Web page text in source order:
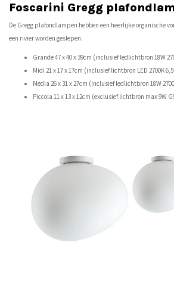
Foscarini Gregg
De Gregg plafondlampen hebben een heerlijke organische
een rivier worden geslepen.
Grande 47 x 40 x 39cm (inclusief ledlichtbron 18W
Midi 21 x 17 x 17cm (inclusief lichtbron LED 2700K
Media 26 x 31 x 27cm (inclusief ledlichtbron 18W
Piccola 11 x 13 x 12cm (exclusief lichtbron max 9W